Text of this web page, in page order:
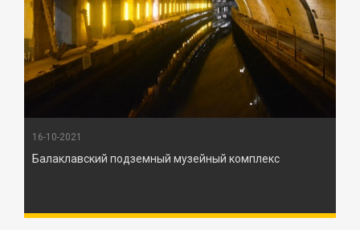
16-10-2021
Балаклавский подземный музейный комплекс